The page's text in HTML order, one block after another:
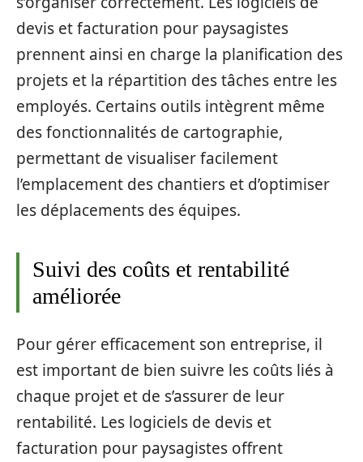
devis et facturation pour paysagistes
prennent ainsi en charge la planification des
projets et la répartition des tâches entre les
employés. Certains outils intègrent même
des fonctionnalités de cartographie,
permettant de visualiser facilement
l’emplacement des chantiers et d’optimiser
les déplacements des équipes.
Suivi des coûts et rentabilité
améliorée
Pour gérer efficacement son entreprise, il
est important de bien suivre les coûts liés à
chaque projet et de s’assurer de leur
rentabilité. Les logiciels de devis et
facturation pour paysagistes offrent